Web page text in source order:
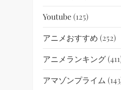
Youtube(125)
アニメおすすめ (252)
アニメランキング
アマゾンプライム